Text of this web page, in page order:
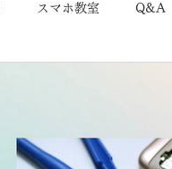
スマホ教室 Q&A